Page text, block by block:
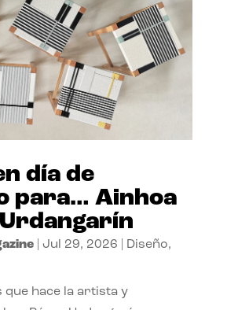
día de
para… Ainhoa
| Jul 29, 2026 Diseño,
que hace la artista y